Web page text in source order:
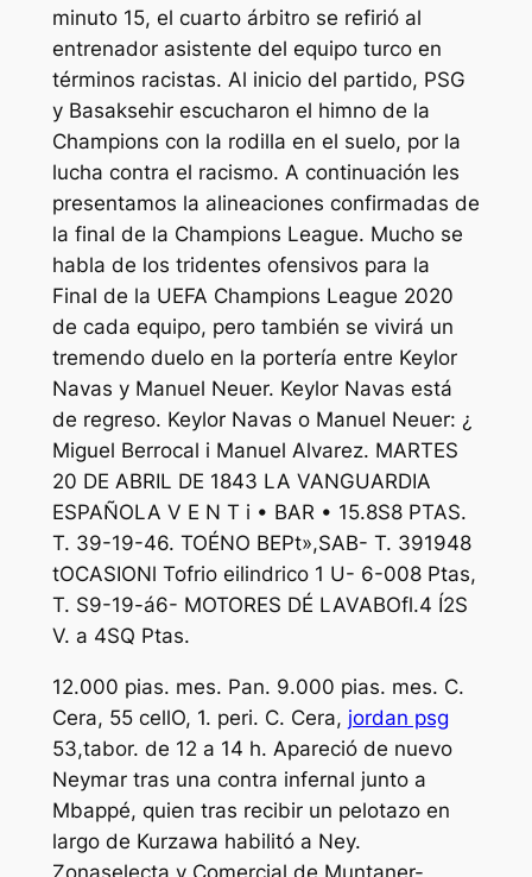
minuto 15, el cuarto árbitro se refirió al
entrenador asistente del equipo turco en
términos racistas. Al inicio del partido, PSG
y Basaksehir escucharon el himno de la
Champions con la rodilla en el suelo, por la
lucha contra el racismo. A continuación les
presentamos la alineaciones confirmadas de
la final de la Champions League. Mucho se
habla de los tridentes ofensivos para la
Final de la UEFA Champions League 2020
de cada equipo, pero también se vivirá un
tremendo duelo en la portería entre Keylor
Navas y Manuel Neuer. Keylor Navas está
de regreso. Keylor Navas o Manuel Neuer: ¿
Miguel Berrocal i Manuel Alvarez. MARTES
20 DE ABRIL DE 1843 LA VANGUARDIA
ESPAÑOLA V E N T i • BAR • 15.8S8 PTAS.
T. 39-19-46. TOÉNO BEPt»,SAB- T. 391948
tOCASIONl Tofrio eilindrico 1 U- 6-008 Ptas,
T. S9-19-á6- MOTORES DÉ LAVABOfl.4 Í2S
V. a 4SQ Ptas.
12.000 pias. mes. Pan. 9.000 pias. mes. C.
Cera, 55 cellO, 1. peri. C. Cera, jordan psg
53,tabor. de 12 a 14 h. Apareció de nuevo
Neymar tras una contra infernal junto a
Mbappé, quien tras recibir un pelotazo en
largo de Kurzawa habilitó a Ney.
Zonaselecta y Comercial de Muntaner-